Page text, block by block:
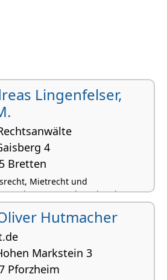
Lingenfelser,
4
Bretten
Mietrecht und
Erbrecht,
Vertragsrecht, Kaufrecht
Hutmacher
Markstein 3
Pforzheim